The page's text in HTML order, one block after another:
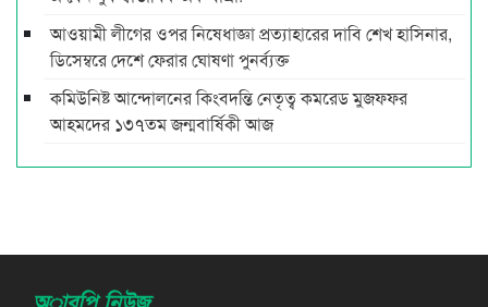
আওয়ামী লীগের ওপর নিষেধাজ্ঞা প্রত্যাহারের দাবি শেখ হাসিনার,
ডিসেম্বরে দেশে ফেরার ঘোষণা পুনর্ব্যক্ত
কমিউনিষ্ট আন্দোলনের কিংবদন্তি নেতৃত্ব কমরেড মুজফ্ফর
আহমদের ১৩৭তম জন্মবার্ষিকী আজ